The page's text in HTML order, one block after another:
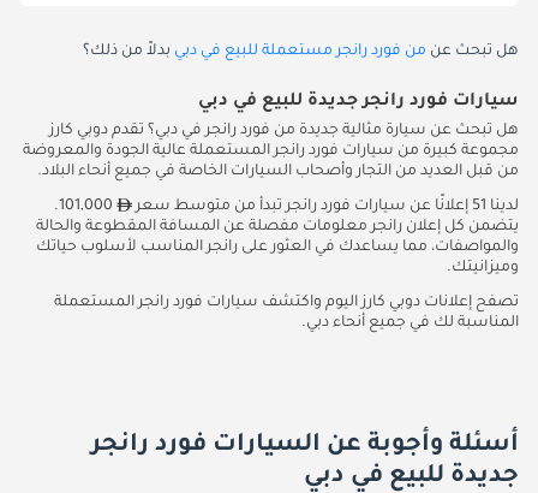
هل تبحث عن من فورد رانجر مستعملة للبيع في دبي بدلاً من ذلك؟
سيارات فورد رانجر جديدة للبيع في دبي
هل تبحث عن سيارة مثالية جديدة من فورد رانجر في دبي؟ تقدم دوبي كارز
مجموعة كبيرة من سيارات فورد رانجر المستعملة عالية الجودة والمعروضة
من قبل العديد من التجار وأصحاب السيارات الخاصة في جميع أنحاء البلاد.
لدينا 51 إعلانًا عن سيارات فورد رانجر تبدأ من متوسط سعر
101,000.
يتضمن كل إعلان رانجر معلومات مفصلة عن المسافة المقطوعة والحالة
والمواصفات، مما يساعدك في العثور على رانجر المناسب لأسلوب حياتك
وميزانيتك.
تصفح إعلانات دوبي كارز اليوم واكتشف سيارات فورد رانجر المستعملة
المناسبة لك في جميع أنحاء دبي.
أسئلة وأجوبة عن السيارات فورد رانجر
جديدة للبيع في دبي